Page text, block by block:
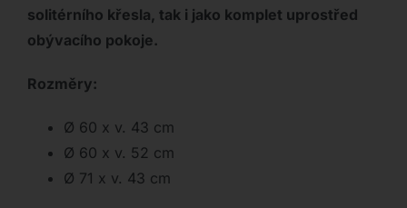
solitérního křesla, tak i jako komplet uprostřed
obývacího pokoje.
Rozměry:
Ø 60 x v. 43 cm
Ø 60 x v. 52 cm
Ø 71 x v. 43 cm